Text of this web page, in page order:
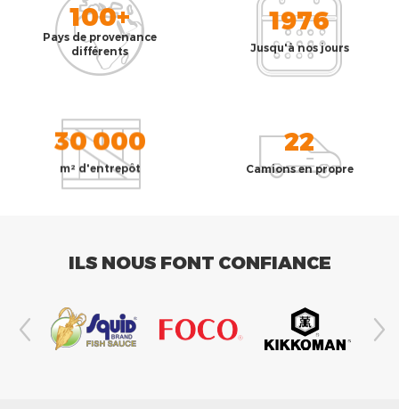
100+
Pays de provenance
différents
1976
Jusqu'à nos jours
30 000
m² d'entrepôt
22
Camions en propre
ILS NOUS FONT CONFIANCE